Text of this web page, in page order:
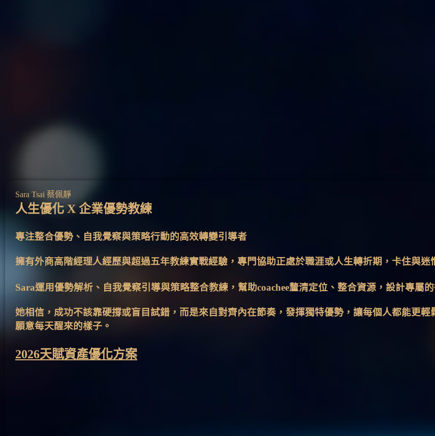
Sara Tsai 蔡佩靜
人生優化 X 企業優勢教練
專注整合優勢、自我覺察與策略行動的高效轉變引導者
擁有外商高階經理人經歷與超過五年教練實戰經驗，專門協助正處於職涯或人生轉折期，卡住與迷
Sara運用優勢解析、自我覺察引導與策略整合教練，幫助coachee釐清定位、整合資源，設計專屬
她相信，成功不該靠硬撐或盲目試錯，而是來自對齊內在節奏，發揮獨特優勢，讓每個人都能更
願意每天醒來的樣子。
2026天賦資產優化方案